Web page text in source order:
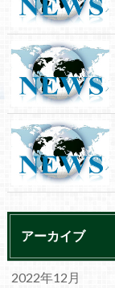
アーカイブ
2022年12月